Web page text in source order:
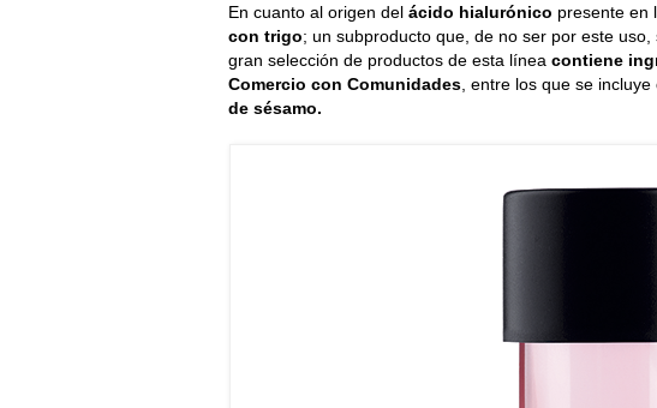
En cuanto al origen del ácido hialurónico presente en
con trigo; un subproducto que, de no ser por este
gran selección de productos de esta línea contiene
Comercio con Comunidades , entre los que se incluye
de sésamo.